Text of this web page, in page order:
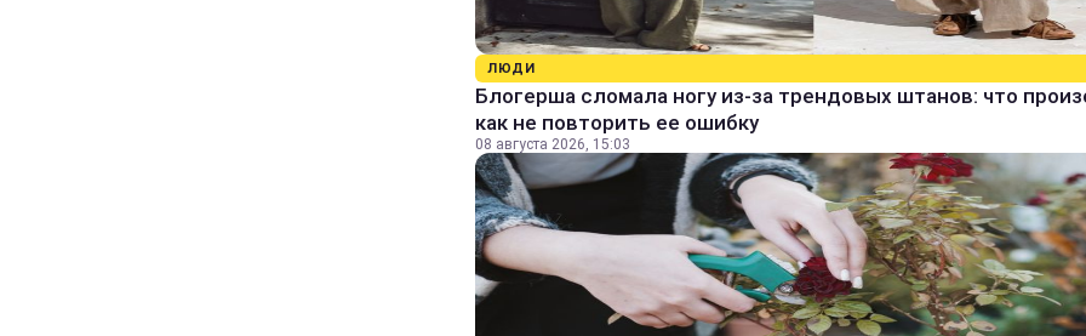
ЛЮДИ
Блогерша сломала ногу из-за трендовых штанов: что
как не повторить ее ошибку
08 августа 2026, 15:03